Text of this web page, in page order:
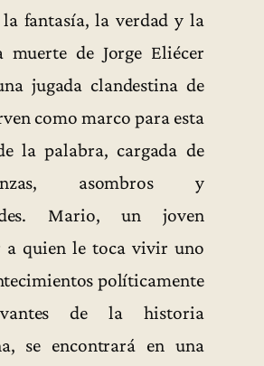
fantasía, la verdad y la
muerte de Jorge Eliécer
jugada clandestina de
como marco para esta
la palabra, cargada de
asombros y
Mario, un joven
a quien le toca vivir uno
políticamente
de la historia
se encontrará en una